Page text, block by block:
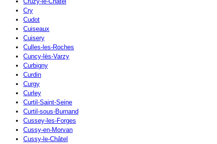
Cry
Cudot
Cuiseaux
Cuisery
Culles-les-Roches
Cuncy-lès-Varzy
Curbigny
Curdin
Curgy
Curley
Curtil-Saint-Seine
Curtil-sous-Burnand
Cussey-les-Forges
Cussy-en-Morvan
Cussy-le-Châtel